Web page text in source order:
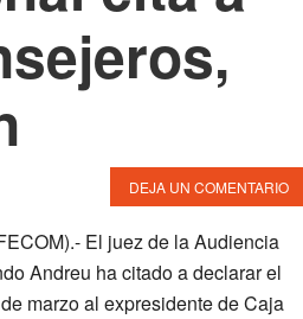
DEJA UN COMENTARIO
El juez de la Audiencia
Andreu ha citado a declarar el
marzo al expresidente de Caja